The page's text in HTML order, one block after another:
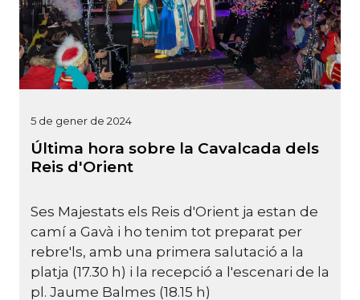
5 de gener de 2024
Última hora sobre la Cavalcada dels
Reis d'Orient
Ses Majestats els Reis d'Orient ja estan de
camí a Gavà i ho tenim tot preparat per
rebre'ls, amb una primera salutació a la
platja (17.30 h) i la recepció a l'escenari de la
pl. Jaume Balmes (18.15 h)